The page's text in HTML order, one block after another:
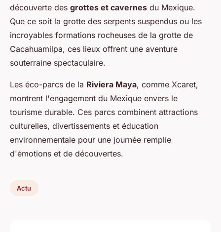
découverte des grottes et cavernes du Mexique.
Que ce soit la grotte des serpents suspendus ou les
incroyables formations rocheuses de la grotte de
Cacahuamilpa, ces lieux offrent une aventure
souterraine spectaculaire.
Les éco-parcs de la Riviera Maya, comme Xcaret,
montrent l'engagement du Mexique envers le
tourisme durable. Ces parcs combinent attractions
culturelles, divertissements et éducation
environnementale pour une journée remplie
d'émotions et de découvertes.
Actu